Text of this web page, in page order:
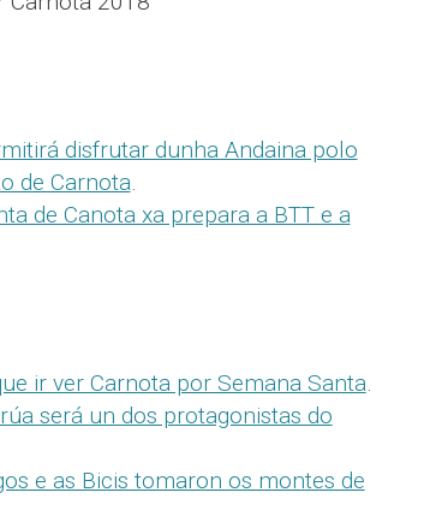
disfrutar dunha Andaina polo
de Carnota.
de Canota xa prepara a BTT e a
ir ver Carnota por Semana Santa.
será un dos protagonistas do
e as Bicis tomaron os montes de